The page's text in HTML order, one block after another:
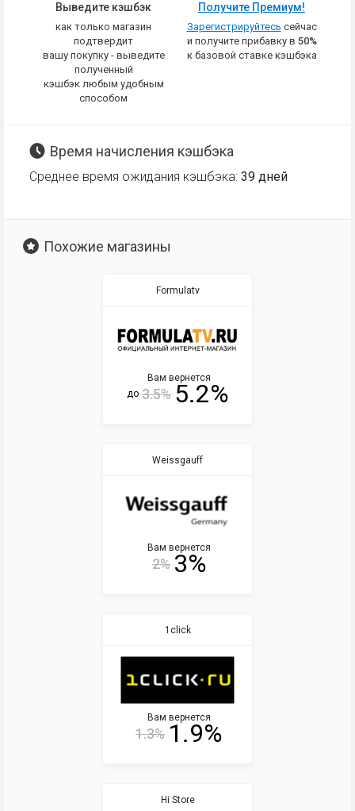
Выведите кэшбэк
как только магазин
подтвердит
вашу покупку - выведите
полученный
кэшбэк любым удобным
способом
Получите Премиум!
Зарегистрируйтесь сейчас
и получите прибавку в 50%
к базовой ставке кэшбэка
Время начисления кэшбэка
Среднее время ожидания кэшбэка: 39 дней
Похожие магазины
Formulatv
Вам вернется
до 3.5% 5.2%
Weissgauff
Вам вернется
2% 3%
1click
Вам вернется
1.3% 1.9%
Hi Store